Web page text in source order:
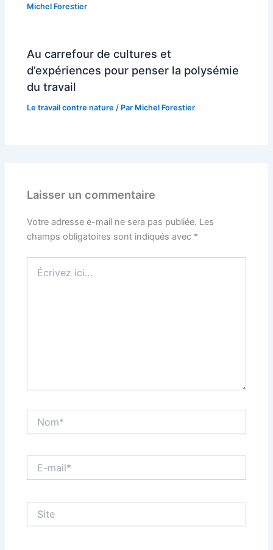
Michel Forestier
Au carrefour de cultures et
d’expériences pour penser la polysémie
du travail
Le travail contre nature / Par Michel Forestier
Laisser un commentaire
Votre adresse e-mail ne sera pas publiée. Les
champs obligatoires sont indiqués avec *
ici…
mail*